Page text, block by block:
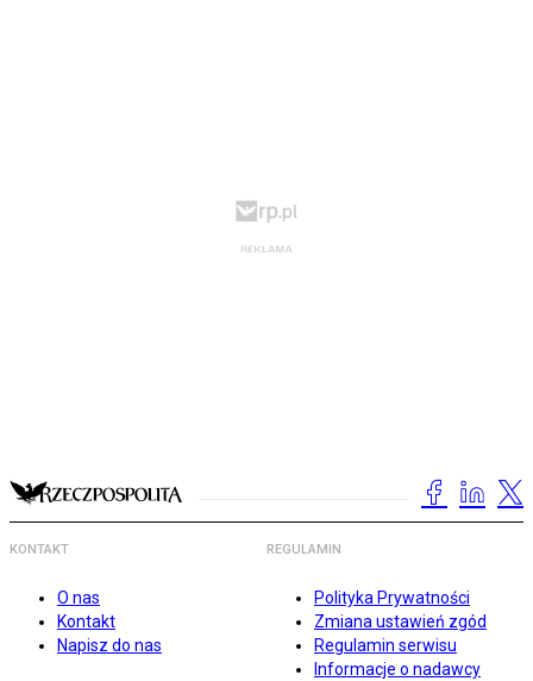
KONTAKT
O nas
Kontakt
Napisz do nas
REGULAMIN
Polityka Prywatności
Zmiana ustawień zgód
Regulamin serwisu
Informacje o nadawcy